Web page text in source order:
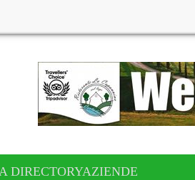
DIRECTORYAZIENDE